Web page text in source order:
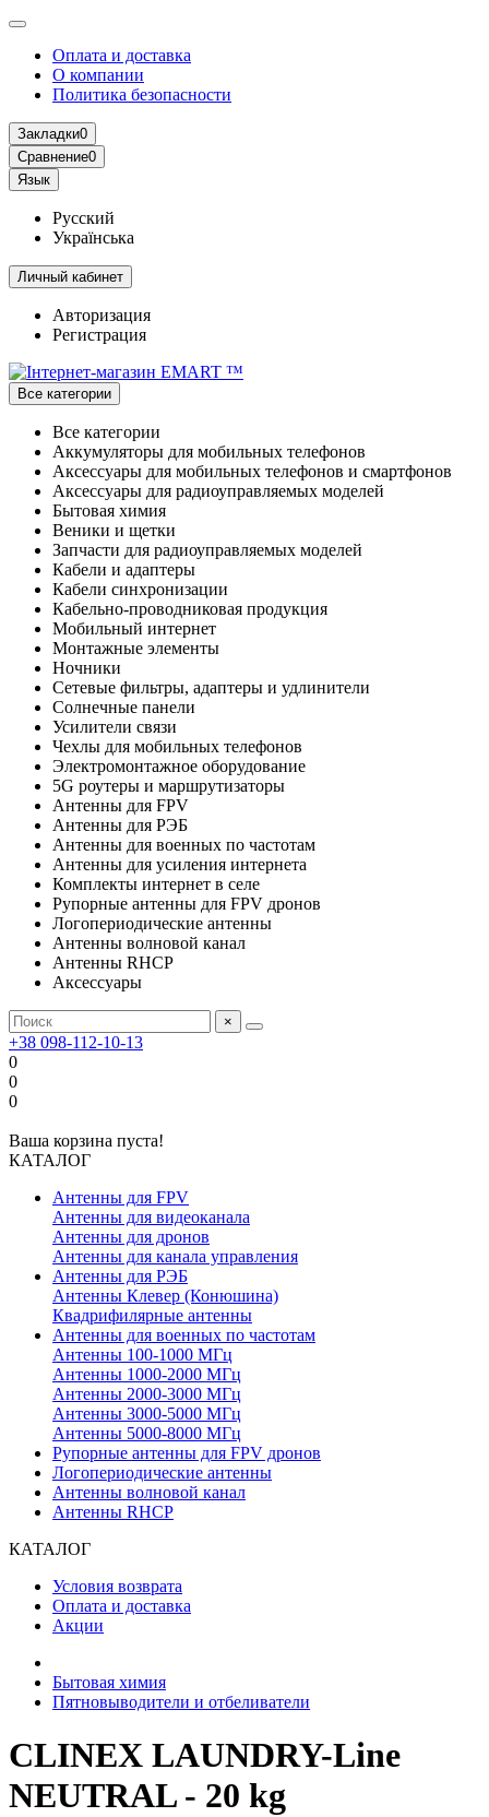
Оплата и доставка
О компании
Политика безопасности
Закладки0
Сравнение0
Язык
Русский
Українська
Личный кабинет
Авторизация
Регистрация
Все категории
Все категории
Аккумуляторы для мобильных телефонов
Аксессуары для мобильных телефонов и смартфонов
Аксессуары для радиоуправляемых моделей
Бытовая химия
Веники и щетки
Запчасти для радиоуправляемых моделей
Кабели и адаптеры
Кабели синхронизации
Кабельно-проводниковая продукция
Мобильный интернет
Монтажные элементы
Ночники
Сетевые фильтры, адаптеры и удлинители
Солнечные панели
Усилители связи
Чехлы для мобильных телефонов
Электромонтажное оборудование
5G роутеры и маршрутизаторы
Антенны для FPV
Антенны для РЭБ
Антенны для военных по частотам
Антенны для усиления интернета
Комплекты интернет в селе
Рупорные антенны для FPV дронов
Логопериодические антенны
Антенны волновой канал
Антенны RHCP
Аксессуары
×
+38 098-112-10-13
0
0
0
Ваша корзина пуста!
КАТАЛОГ
Антенны для FPV
Антенны для видеоканала
Антенны для дронов
Антенны для канала управления
Антенны для РЭБ
Антенны Клевер (Конюшина)
Квадрифилярные антенны
Антенны для военных по частотам
Антенны 100-1000 МГц
Антенны 1000-2000 МГц
Антенны 2000-3000 МГц
Антенны 3000-5000 МГц
Антенны 5000-8000 МГц
Рупорные антенны для FPV дронов
Логопериодические антенны
Антенны волновой канал
Антенны RHCP
КАТАЛОГ
Условия возврата
Оплата и доставка
Акции
Бытовая химия
Пятновыводители и отбеливатели
CLINEX LAUNDRY-Line
NEUTRAL - 20 kg